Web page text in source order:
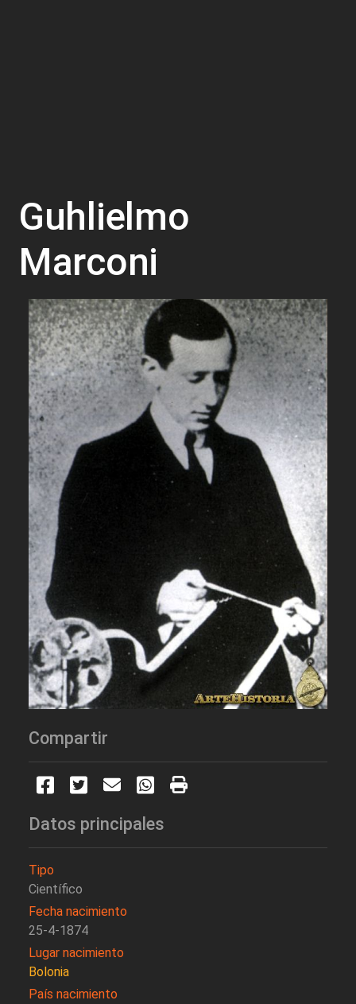
Guhlielmo
Marconi
Compartir
Datos principales
Tipo
Científico
Fecha nacimiento
25-4-1874
Lugar nacimiento
Bolonia
País nacimiento